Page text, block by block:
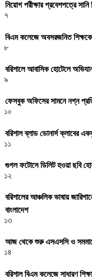
নিয়োগ পরীক্ষার প্রবেশপত্রে
৭
বিএম কলেজে অবসরজনিত শিক্ষকের
৮
বরিশালে আবাসিক হোটেলে
৯
ফেসবুক অফিসের সামনে নগ্ন
১০
বরিশাল ব্লাড ডোনার্স ক্লাবের
১১
গুগল ফটোসে ডিলিট হওয়া ছবি
১২
বরিশালের আঞ্চলিক ভাষায়
বাংলাদেশ
১৩
আজ থেকে শুরু এসএসসি ও
১৪
বরিশাল বিএম কলেজে সাধারণ